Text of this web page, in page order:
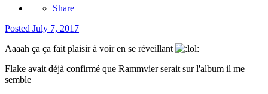
Share
Posted July 7, 2017
Aaaah ça ça fait plaisir à voir en se réveillant
Flake avait déjà confirmé que Rammvier serait sur l'album il me
semble